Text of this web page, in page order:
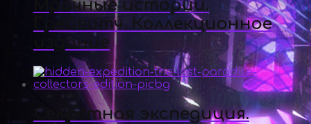
Мрачные истории.
Грейвитч. Коллекционное
издание
Секретная экспедиция.